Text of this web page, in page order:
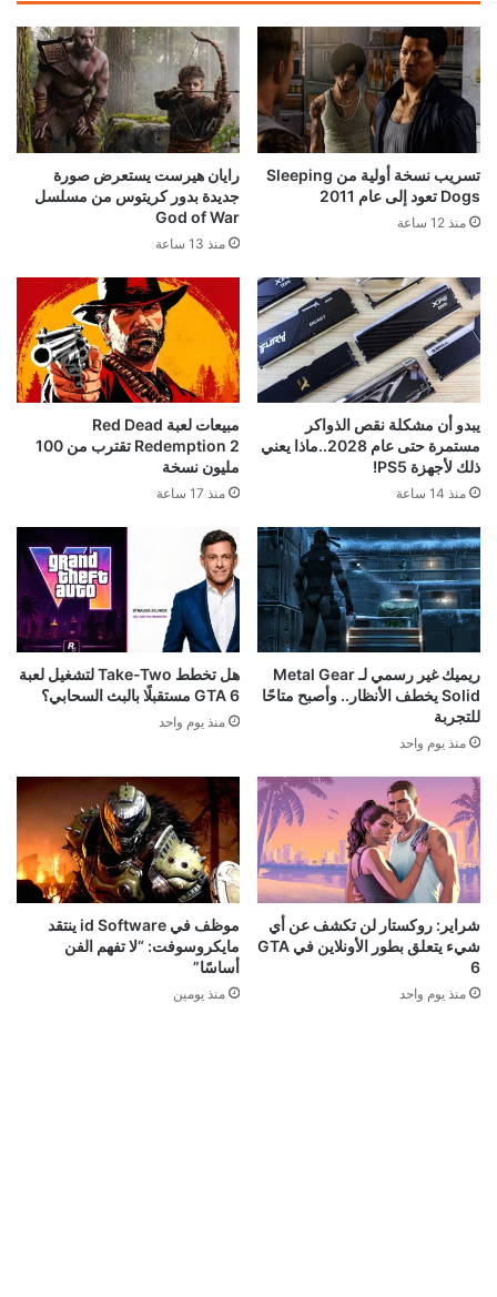
تسريب نسخة أولية من Sleeping
Dogs تعود إلى عام 2011
منذ 12 ساعة
رايان هيرست يستعرض صورة
جديدة بدور كريتوس من مسلسل
God of War
منذ 13 ساعة
يبدو أن مشكلة نقص الذواكر
مستمرة حتى عام 2028..ماذا يعني
ذلك لأجهزة PS5!
منذ 14 ساعة
مبيعات لعبة Red Dead
Redemption 2 تقترب من 100
مليون نسخة
منذ 17 ساعة
ريميك غير رسمي لـ Metal Gear
Solid يخطف الأنظار.. وأصبح متاحًا
للتجربة
منذ يوم واحد
هل تخطط Take-Two لتشغيل لعبة
GTA 6 مستقبلًا بالبث السحابي؟
منذ يوم واحد
شراير: روكستار لن تكشف عن أي
شيء يتعلق بطور الأونلاين في GTA
6
منذ يوم واحد
موظف في id Software ينتقد
مايكروسوفت: “لا تفهم الفن
أساسًا”
منذ يومين